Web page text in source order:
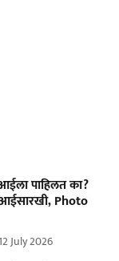
पाहिलत का?
Photo
12 July 2026